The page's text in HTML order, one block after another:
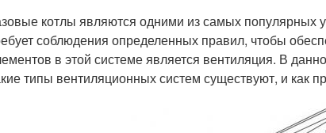
котлы являются одними из самых популярных
соблюдения определенных правил, чтобы
в этой системе является вентиляция. В
типы вентиляционных систем существуют, и как